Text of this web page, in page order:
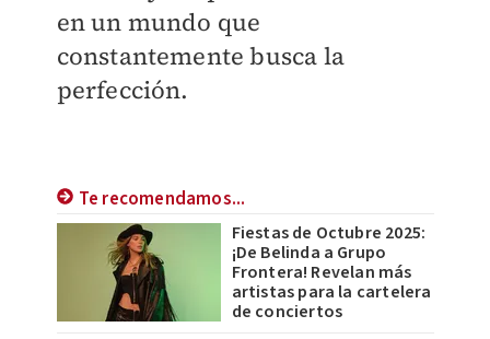
en un mundo que
constantemente busca la
perfección.
Te recomendamos...
Fiestas de Octubre 2025:
¡De Belinda a Grupo
Frontera! Revelan más
artistas para la cartelera
de conciertos